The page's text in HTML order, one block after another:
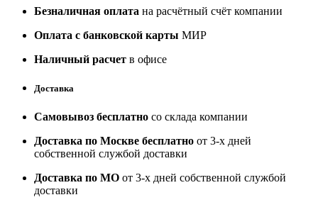
Безналичная оплата на расчётный счёт компании
Оплата с банковской карты МИР
Наличный расчет в офисе
Доставка
Самовывоз бесплатно со склада компании
Доставка по Москве бесплатно от 3-х дней
собственной службой доставки
Доставка по МО от 3-х дней собственной службой
доставки